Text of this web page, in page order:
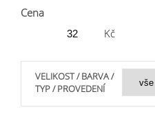
Cena
Kč
VELIKOST / BARVA /
TYP / PROVEDENÍ